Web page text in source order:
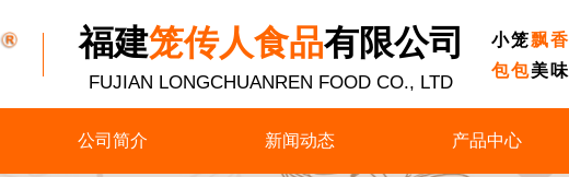
福建笼传人食品有限公司
​FUJIAN LONGCHUANREN FOOD CO., LTD
小笼飘香
包包美味
公司简介 新闻动态 产品中心